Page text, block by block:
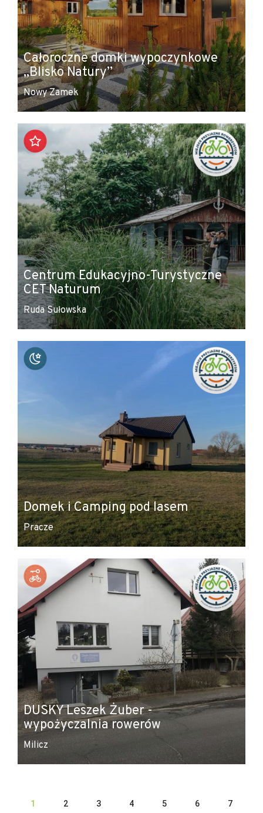
Całoroczne domki wypoczynkowe
„Blisko Natury”
Nowy Zamek
Centrum Edukacyjno-Turystyczne
CET Naturum
Ruda Sułowska
Domek i Camping pod lasem
Pracze
DUSKY Leszek Żuber -
wypożyczalnia rowerów
Milicz
1 2 3 4 5 6 7